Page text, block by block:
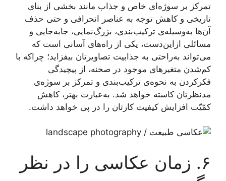
تمرکز بر سوژه‌ای خاص و جذاب مانند بخشی از بنای
تاریخی و کاهش توجه به عناصر انحرافی و حتی حذف
آن‌ها به‌وسیله‌ی ترکیب‌بندی، بزرگ‌نمایی، جابه‌جایی و
مسائلی ازاین‌دست، یکی از راه‌های آسانی است که
می‌تواند به‌راحتی به جذابیت تصاویرتان بیفزاید؛ چراکه با
کم‌شدن متغیرهای موجود در صحنه، از پیچیدگی
فکرکردن به نحوه‌ی ترکیب‌بندی و تمرکز بر سوژه‌ی
مدنظرتان کاسته خواهد شد. به‌عبارت بهتر، کاهش
کمّیّت افزایش کیفیت کارتان را در پی خواهد داشت.
۶. زمان عکاسی را در نظر